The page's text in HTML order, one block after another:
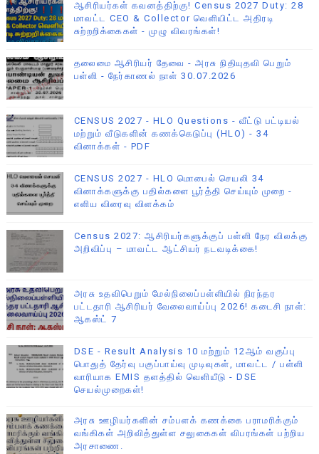
ஆசிரியர்கள் கவனத்திற்கு! Census 2027 Duty: 28
மாவட்ட CEO & Collector வெளியிட்ட அதிரடி
சுற்றறிக்கைகள் - முழு விவரங்கள்!
தலைமை ஆசிரியர் தேவை - அரசு நிதியுதவி பெறும்
பள்ளி - நேர்காணல் நாள் 30.07.2026
CENSUS 2027 - HLO Questions - வீட்டு பட்டியல்
மற்றும் வீடுகளின் கணக்கெடுப்பு (HLO) - 34
வினாக்கள் - PDF
CENSUS 2027 - HLO மொபைல் செயலி 34
வினாக்களுக்கு பதில்களை பூர்த்தி செய்யும் முறை -
எளிய விரைவு விளக்கம்
Census 2027: ஆசிரியர்களுக்குப் பள்ளி நேர விலக்கு
அறிவிப்பு – மாவட்ட ஆட்சியர் நடவடிக்கை!
அரசு உதவிபெறும் மேல்நிலைப்பள்ளியில் நிரந்தர
பட்டதாரி ஆசிரியர் வேலைவாய்ப்பு 2026! கடைசி நாள்:
ஆகஸ்ட் 7
DSE - Result Analysis 10 மற்றும் 12ஆம் வகுப்பு
பொதுத் தேர்வு பகுப்பாய்வு முடிவுகள், மாவட்ட / பள்ளி
வாரியாக EMIS தளத்தில் வெளியீடு - DSE
செயல்முறைகள்!
அரசு ஊழியர்களின் சம்பளக் கணக்கை பராமரிக்கும்
வங்கிகள் அறிவித்துள்ள சலுகைகள் விபரங்கள் பற்றிய
அரசாணை.